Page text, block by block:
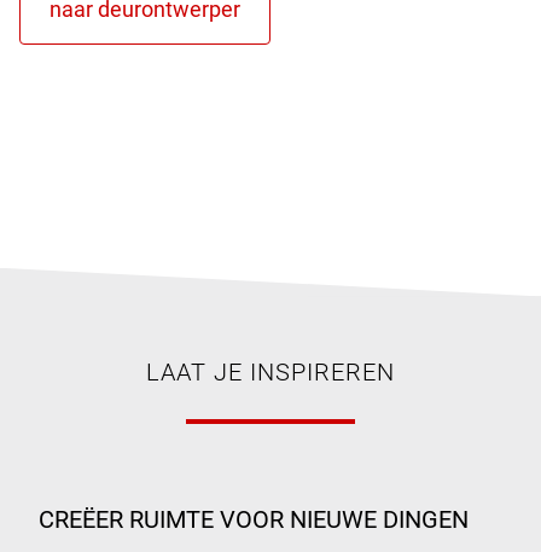
LAAT JE INSPIREREN
CREËER RUIMTE VOOR NIEUWE DINGEN